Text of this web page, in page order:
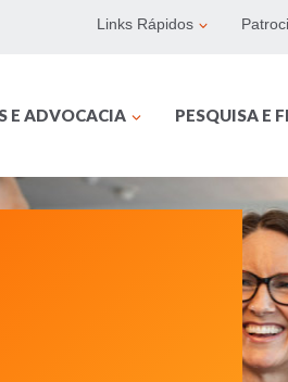
Links Rápidos
E ADVOCACIA PESQUISA E